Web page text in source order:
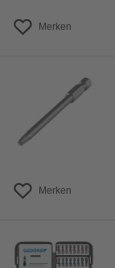
Merken
Merken